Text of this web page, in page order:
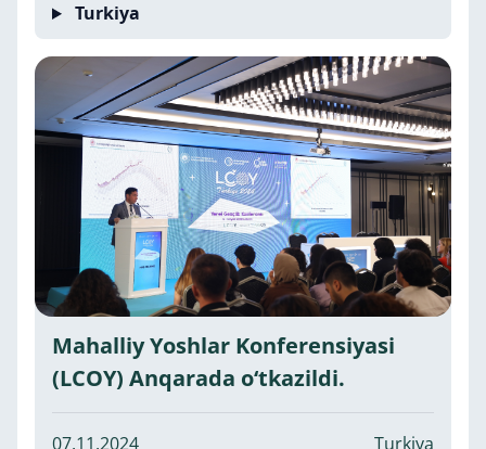
Turkiya
Mahalliy Yoshlar Konferensiyasi
(LCOY) Anqarada o‘tkazildi.
07.11.2024 Turkiya